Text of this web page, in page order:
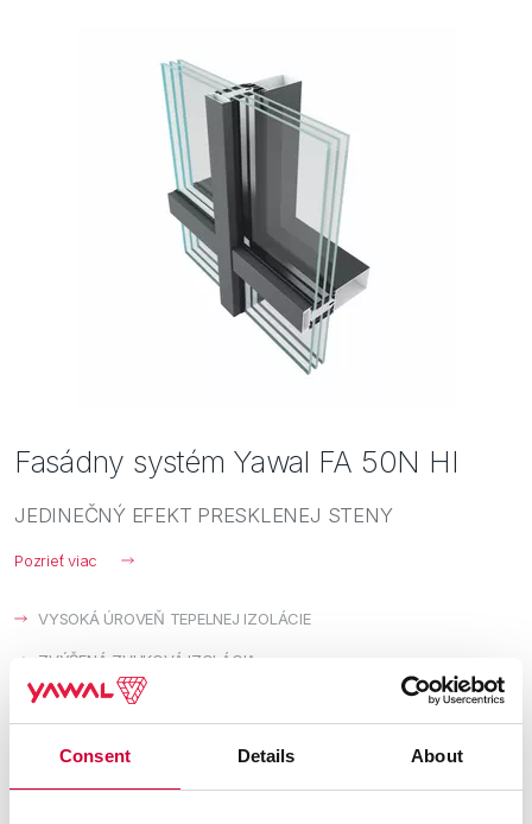
Consent Details About
Fasádny systém Yawal FA 50N HI
JEDINEČNÝ EFEKT PRESKLENEJ STENY
Pozrieť viac
VYSOKÁ ÚROVEŇ TEPELNEJ IZOLÁCIE
ZVÝŠENÁ ZVUKOVÁ IZOLÁCIA
Zobraziť produkty z
(Architekti,